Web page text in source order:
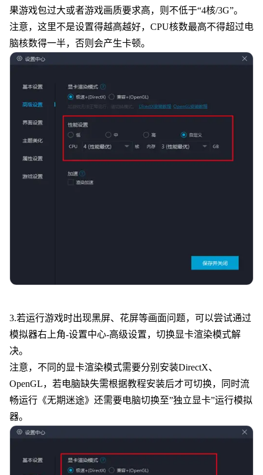
果游戏包过大或者游戏画质要求高，则不低于“4核/3G”。
注意，这里不是设置得越高越好，CPU核数最高不得超过电
脑核数得一半，否则会产生卡顿。
3.若运行游戏时出现黑屏、花屏等画面问题，可以尝试通过
模拟器右上角-设置中心-高级设置，切换显卡渲染模式解
决。
注意，不同的显卡渲染模式需要分别安装DirectX、
OpenGL，若电脑缺失需根据教程安装后才可切换，同时流
畅运行《无期迷途》还需要电脑切换至”独立显卡”运行模拟
器。